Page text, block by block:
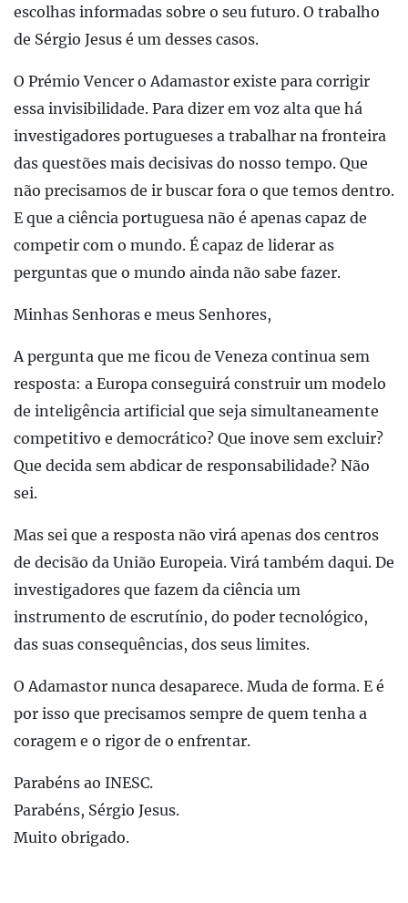
escolhas informadas sobre o seu futuro. O trabalho
de Sérgio Jesus é um desses casos.
O Prémio Vencer o Adamastor existe para corrigir
essa invisibilidade. Para dizer em voz alta que há
investigadores portugueses a trabalhar na fronteira
das questões mais decisivas do nosso tempo. Que
não precisamos de ir buscar fora o que temos dentro.
E que a ciência portuguesa não é apenas capaz de
competir com o mundo. É capaz de liderar as
perguntas que o mundo ainda não sabe fazer.
Minhas Senhoras e meus Senhores,
A pergunta que me ficou de Veneza continua sem
resposta: a Europa conseguirá construir um modelo
de inteligência artificial que seja simultaneamente
competitivo e democrático? Que inove sem excluir?
Que decida sem abdicar de responsabilidade? Não
sei.
Mas sei que a resposta não virá apenas dos centros
de decisão da União Europeia. Virá também daqui. De
investigadores que fazem da ciência um
instrumento de escrutínio, do poder tecnológico,
das suas consequências, dos seus limites.
O Adamastor nunca desaparece. Muda de forma. E é
por isso que precisamos sempre de quem tenha a
coragem e o rigor de o enfrentar.
Parabéns ao INESC.
Parabéns, Sérgio Jesus.
Muito obrigado.